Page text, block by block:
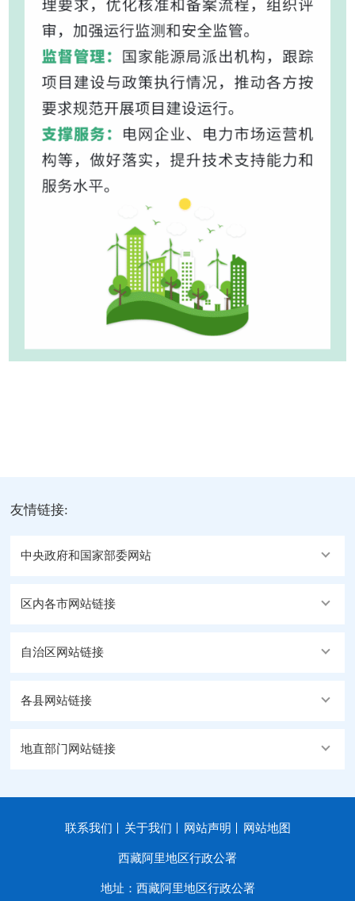
友情链接:
中央政府和国家部委网站
区内各市网站链接
自治区网站链接
各县网站链接
地直部门网站链接
联系我们 关于我们 网站声明 网站地图
西藏阿里地区行政公署
地址：西藏阿里地区行政公署